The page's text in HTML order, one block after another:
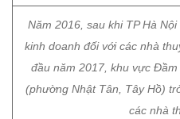
Năm 2016, sau khi TP Hà
kinh doanh đối với các nhà
đầu năm 2017, khu vực
(phường Nhật Tân, Tây Hồ)
các nhà